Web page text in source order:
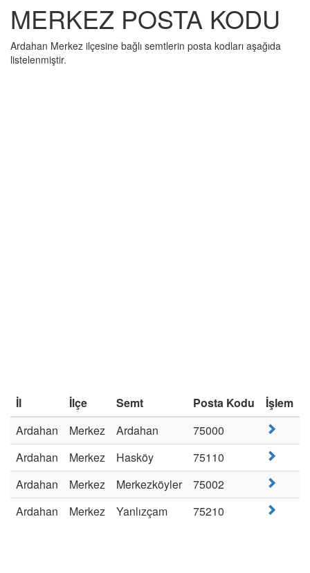
MERKEZ POSTA KODU
Ardahan Merkez ilçesine bağlı semtlerin posta kodları aşağıda
listelenmiştir.
İl İlçe Semt Posta Kodu
İşlem
Ardahan
Merkez Ardahan
75000
Ardahan
Merkez Hasköy
75110
Ardahan
Merkez Merkezköyler
75002
Ardahan
Merkez Yanlızçam 75210